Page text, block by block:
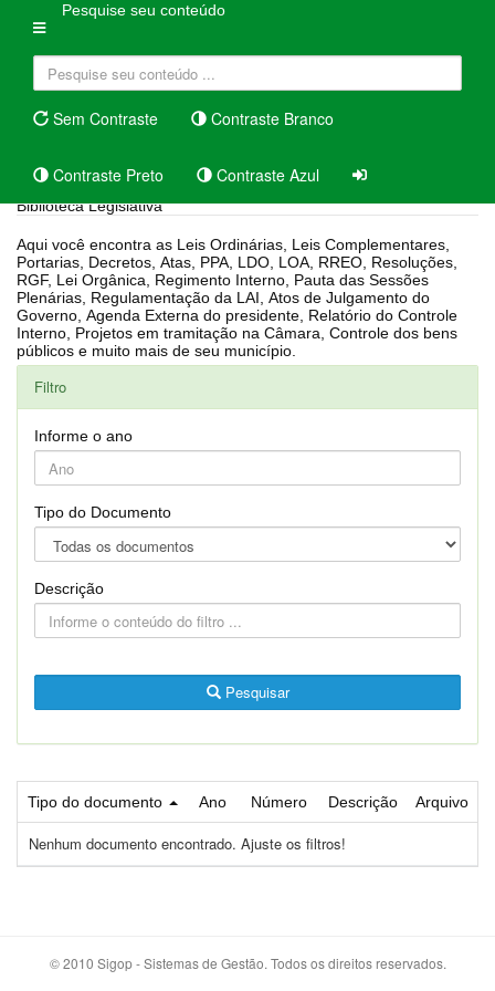
Pesquise seu conteúdo
Sem Contraste Contraste Branco
Contraste Preto Contraste Azul
Biblioteca Legislativa
Aqui você encontra as Leis Ordinárias, Leis Complementares,
Portarias, Decretos, Atas, PPA, LDO, LOA, RREO, Resoluções,
RGF, Lei Orgânica, Regimento Interno, Pauta das Sessões
Plenárias, Regulamentação da LAI, Atos de Julgamento do
Governo, Agenda Externa do presidente, Relatório do Controle
Interno, Projetos em tramitação na Câmara, Controle dos bens
públicos e muito mais de seu município.
Filtro
Informe o ano
Tipo do Documento
Descrição
Pesquisar
Tipo do documento Ano Número Descrição Arquivo
Nenhum documento encontrado. Ajuste os filtros!
© 2010 Sigop - Sistemas de Gestão. Todos os direitos reservados.